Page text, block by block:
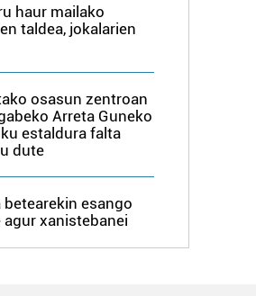
haur mailako
taldea, jokalarien
osasun zentroan
Arreta Guneko
estaldura falta
dute
betearekin esango
agur xanistebanei